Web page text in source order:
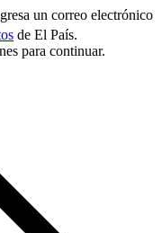
un correo electrónico
de El País.
para continuar.